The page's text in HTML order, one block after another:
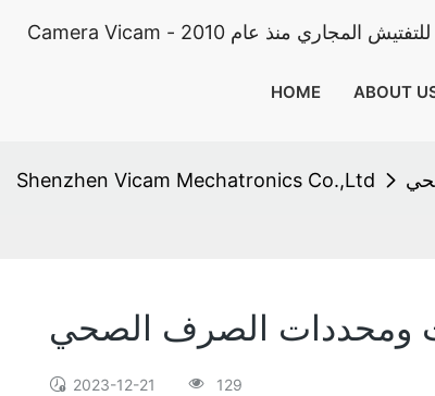
HOME ABOUT
Shenzhen Vicam Mechatronics Co.,Ltd
ومحددات الصرف الصحي
2023-12-21 129